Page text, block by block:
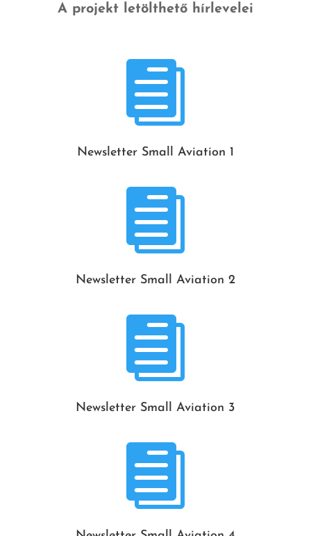
A projekt letölthető hírlevelei

Newsletter Small Aviation 1

Newsletter Small Aviation 2

Newsletter Small Aviation 3
